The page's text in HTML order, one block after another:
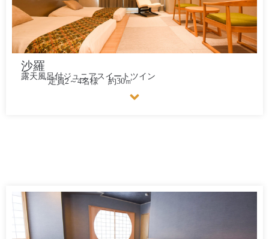
沙羅
露天風呂付ジュニアスイートツイン
定員2～4名様 約30㎡